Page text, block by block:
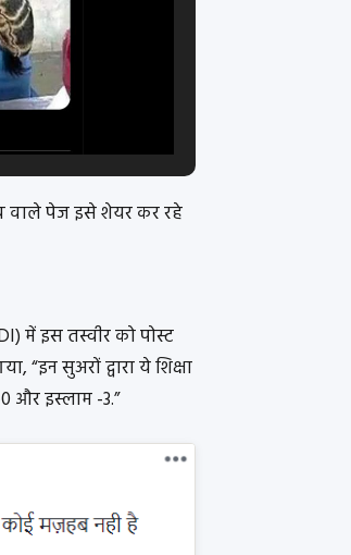
वाले पेज इसे शेयर कर रहे
में इस तस्वीर को पोस्ट
सुअरों द्वारा ये शिक्षा
और इस्लाम -3.”